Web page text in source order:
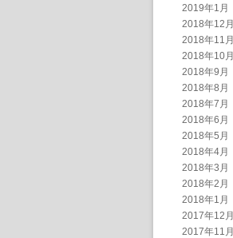
2019年1月
2018年12月
2018年11月
2018年10月
2018年9月
2018年8月
2018年7月
2018年6月
2018年5月
2018年4月
2018年3月
2018年2月
2018年1月
2017年12月
2017年11月